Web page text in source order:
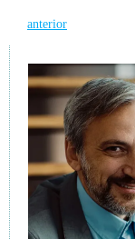
Post
anterior